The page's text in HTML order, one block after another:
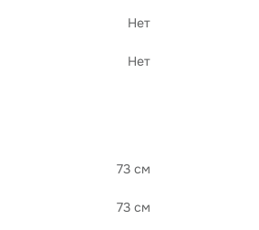
Нет
Нет
73 см
73 см